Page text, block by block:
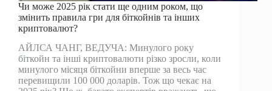
Чи може 2025 рік стати ще одним роком, що
змінить правила гри для біткойнів та інших
криптовалют?
АЙЛСА ЧАНГ, ВЕДУЧА: Минулого року
біткойн та інші криптовалюти різко зросли, коли
минулого місяця біткойни вперше за весь час
перевищили 100 000 доларів. Тож що чекає на